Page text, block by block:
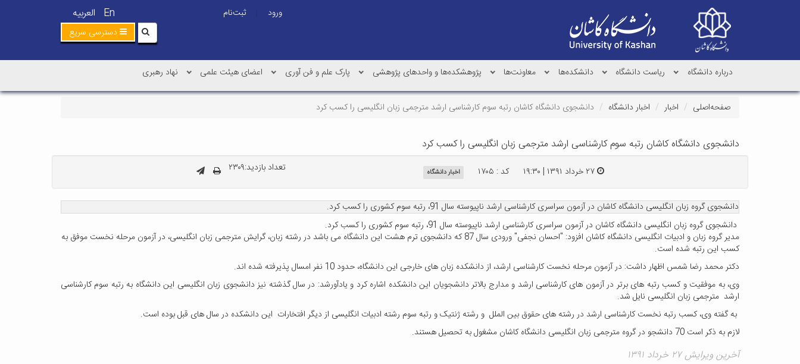
En العربیه ورود |
ثبت‌نام
دسترسی سریع
درباره دانشگاه ریاست دانشگاه دانشکده‌ها معاونت‌ها پژوهشکده‌ها و واحدهای پژوهشی پارک علم و فن آوری اعضای هیئت علمی نهاد رهبری
صفحه‌اصلی اخبار اخبار دانشگاه دانشجوی دانشگاه کاشان رتبه سوم کارشناسی ارشد مترجمی زبان انگلیسی را کسب کرد
دانشجوی دانشگاه کاشان رتبه سوم کارشناسی ارشد مترجمی زبان انگلیسی را کسب کرد
۲۷ خرداد ۱۳۹۱ | ۱۹:۳۰ کد : ۱۷۰۵ اخبار دانشگاه تعداد بازدید:۲۳۰۹
دانشجوی گروه زبان انگلیسی دانشگاه کاشان در آزمون سراسری کارشناسی ارشد ناپیوسته سال 91، رتبه سوم کشوری را کسب کرد.
دانشجوی گروه زبان انگلیسی دانشگاه کاشان در آزمون سراسری کارشناسی ارشد ناپیوسته سال 91، رتبه سوم کشوری را کسب کرد.
مدیر گروه زبان و ادبیات انگلیسی دانشگاه کاشان افزود: "احسان نجفی" ورودی سال 87 که دانشجوی ترم هشت این دانشگاه می باشد در رشته زبان، گرایش مترجمی زبان انگلیسی، در آزمون مرحله نخست موفق به
کسب این رتبه شده است.
دکتر محمد رضا شمس اظهار داشت: در آزمون مرحله نخست کارشناسی ارشد، از دانشکده زبان های خارجی این دانشگاه، حدود 10 نفر امسال پذیرفته شده اند.
وی، به موفقیت و کسب رتبه های برتر در آزمون های کارشناسی ارشد و مدارج بالاتر دانشجویان این دانشکده اشاره کرد و یادآورشد: در سال گذشته نیز دانشجوی زبان انگلیسی این دانشگاه به رتبه سوم کارشناسی
ارشد مترجمی زبان انگلیسی نایل شد.
به گفته وی، کسب رتبه نخست کارشناسی ارشد در رشته های حقوق بین الملل و رشته ژنتیک و رتبه سوم رشته ادبیات انگلیسی از دیگر افتخارات این دانشکده در سال های قبل بوده است.
لازم به ذکر است 70 دانشجو در گروه مترجمی زبان انگلیسی دانشگاه کاشان مشغول به تحصیل هستند.
آخرین ویرایش ۲۷ خرداد ۱۳۹۱